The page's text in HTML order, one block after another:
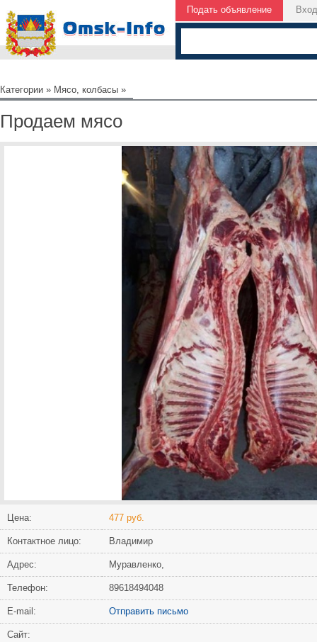
Подать объявление Вход
Категории » Мясо, колбасы »
Продаем мясо
Цена: 477 руб.
Контактное лицо: Владимир
Адрес: Муравленко,
Телефон: 89618494048
Е-mail: Отправить письмо
Сайт: